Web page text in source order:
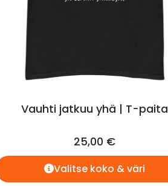
Vauhti jatkuu yhä | T-paita
25,00 €
Valitse koko & väri